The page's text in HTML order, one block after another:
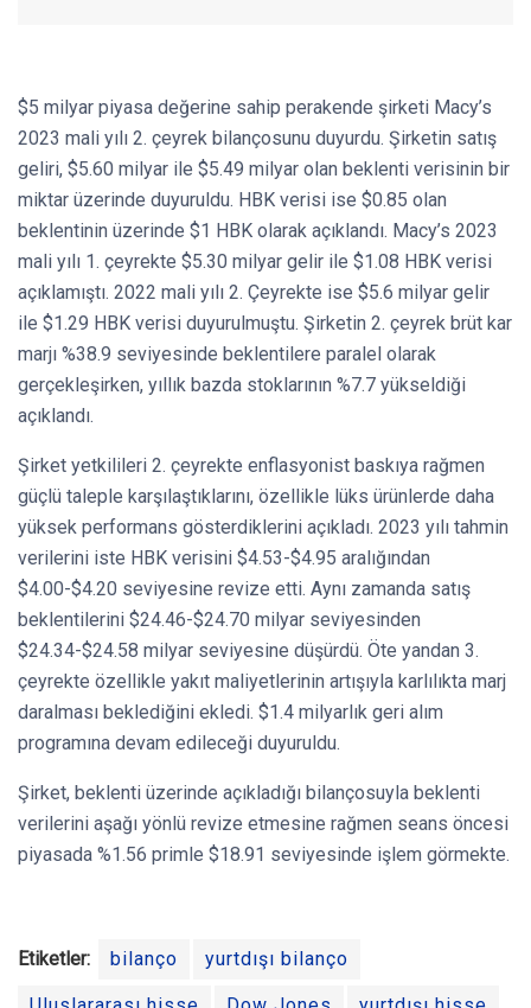
$5 milyar piyasa değerine sahip perakende şirketi Macy’s
2023 mali yılı 2. çeyrek bilançosunu duyurdu. Şirketin satış
geliri, $5.60 milyar ile $5.49 milyar olan beklenti verisinin bir
miktar üzerinde duyuruldu. HBK verisi ise $0.85 olan
beklentinin üzerinde $1 HBK olarak açıklandı. Macy’s 2023
mali yılı 1. çeyrekte $5.30 milyar gelir ile $1.08 HBK verisi
açıklamıştı. 2022 mali yılı 2. Çeyrekte ise $5.6 milyar gelir
ile $1.29 HBK verisi duyurulmuştu. Şirketin 2. çeyrek brüt kar
marjı %38.9 seviyesinde beklentilere paralel olarak
gerçekleşirken, yıllık bazda stoklarının %7.7 yükseldiği
açıklandı.
Şirket yetkilileri 2. çeyrekte enflasyonist baskıya rağmen
güçlü taleple karşılaştıklarını, özellikle lüks ürünlerde daha
yüksek performans gösterdiklerini açıkladı. 2023 yılı tahmin
verilerini iste HBK verisini $4.53-$4.95 aralığından
$4.00-$4.20 seviyesine revize etti. Aynı zamanda satış
beklentilerini $24.46-$24.70 milyar seviyesinden
$24.34-$24.58 milyar seviyesine düşürdü. Öte yandan 3.
çeyrekte özellikle yakıt maliyetlerinin artışıyla karlılıkta marj
daralması beklediğini ekledi. $1.4 milyarlık geri alım
programına devam edileceği duyuruldu.
Şirket, beklenti üzerinde açıkladığı bilançosuyla beklenti
verilerini aşağı yönlü revize etmesine rağmen seans öncesi
piyasada %1.56 primle $18.91 seviyesinde işlem görmekte.
Etiketler: bilanço yurtdışı bilanço